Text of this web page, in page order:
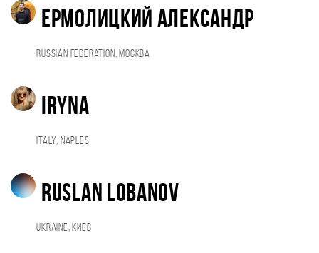
Ермолицкий Александр
Russian Federation, Москва
iryna
Italy, Naples
Ruslan Lobanov
Ukraine, Киев